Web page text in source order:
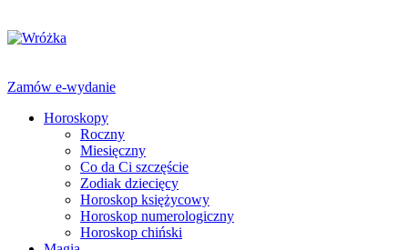
Zamów e-wydanie
Horoskopy
Roczny
Miesięczny
Co da Ci szczęście
Zodiak dziecięcy
Horoskop księżycowy
Horoskop numerologiczny
Horoskop chiński